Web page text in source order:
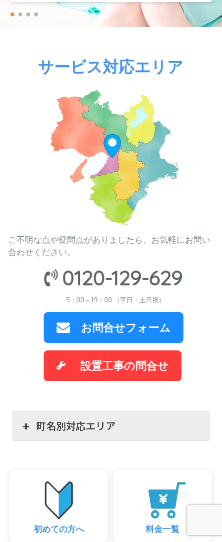
サービス対応エリア
ご不明な点や疑問点がありましたら、お気軽にお問い
合わせください。
0120-129-629
9：00～19：00 （平日・土日祝）
お問合せフォーム
設置工事の問合せ
町名別対応エリア
初めての方へ 料金一覧